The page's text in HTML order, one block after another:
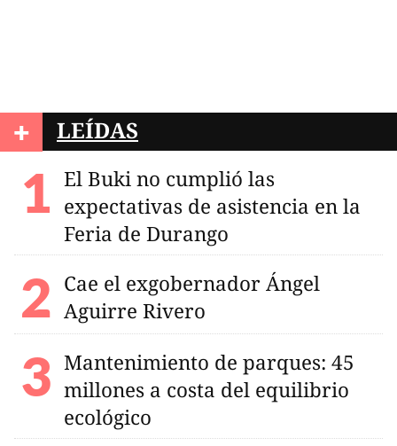
+ LEÍDAS
El Buki no cumplió las
expectativas de asistencia en la
Feria de Durango
Cae el exgobernador Ángel
Aguirre Rivero
Mantenimiento de parques: 45
millones a costa del equilibrio
ecológico